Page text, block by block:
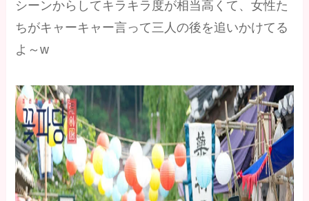
シーンからしてキラキラ度が相当高くて、女性た
ちがキャーキャー言って三人の後を追いかけてる
よ～w